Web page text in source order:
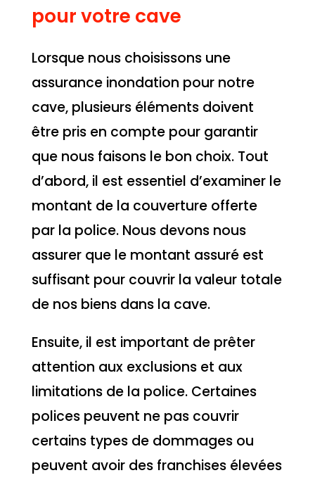
pour votre cave
Lorsque nous choisissons une
assurance inondation pour notre
cave, plusieurs éléments doivent
être pris en compte pour garantir
que nous faisons le bon choix. Tout
d’abord, il est essentiel d’examiner le
montant de la couverture offerte
par la police. Nous devons nous
assurer que le montant assuré est
suffisant pour couvrir la valeur totale
de nos biens dans la cave.
Ensuite, il est important de prêter
attention aux exclusions et aux
limitations de la police. Certaines
polices peuvent ne pas couvrir
certains types de dommages ou
peuvent avoir des franchises élevées